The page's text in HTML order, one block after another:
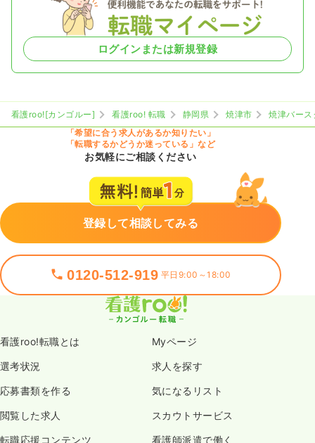
ログインまたは新規登録
看護roo![カンゴルー] 看護roo! 転職 静岡県 焼津市
焼津バー
「希望に合う求人があるか知りたい」
「転職するかどうか迷っている」など
お気軽にご相談ください
登録して相談してみる
0120-512-919 平日9:00～18:00
看護roo!転職とは Myページ
選考状況 求人を探す
応募書類を作る 気になるリスト
閲覧した求人 スカウトサービス
転職応援コンテンツ 看護師派遣で働く